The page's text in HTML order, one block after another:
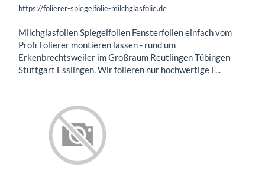
https://folierer-spiegelfolie-milchglasfolie.de
Milchglasfolien Spiegelfolien Fensterfolien einfach vom
Profi Folierer montieren lassen - rund um
Erkenbrechtsweiler im Großraum Reutlingen Tübingen
Stuttgart Esslingen. Wir folieren nur hochwertige F...